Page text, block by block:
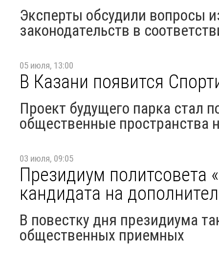
Эксперты обсудили вопросы
законодательств в
05 июля, 13:00
В Казани появится
Проект будущего парка стал
общественные пространства
03 июля, 09:05
Президиум политсовета
кандидата на
В повестку дня президиума
общественных приемных